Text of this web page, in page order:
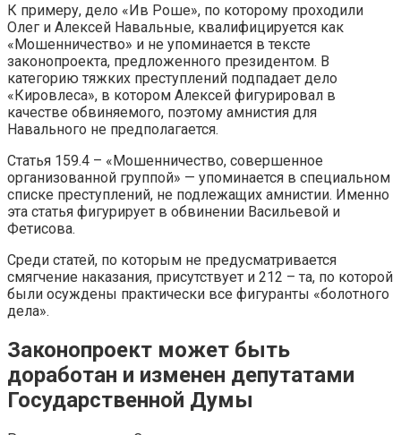
К примеру, дело «Ив Роше», по которому проходили
Олег и Алексей Навальные, квалифицируется как
«Мошенничество» и не упоминается в тексте
законопроекта, предложенного президентом. В
категорию тяжких преступлений подпадает дело
«Кировлеса», в котором Алексей фигурировал в
качестве обвиняемого, поэтому амнистия для
Навального не предполагается.
Статья 159.4 – «Мошенничество, совершенное
организованной группой» — упоминается в специальном
списке преступлений, не подлежащих амнистии. Именно
эта статья фигурирует в обвинении Васильевой и
Фетисова.
Среди статей, по которым не предусматривается
смягчение наказания, присутствует и 212 – та, по которой
были осуждены практически все фигуранты «болотного
дела».
Законопроект может быть
доработан и изменен депутатами
Государственной Думы